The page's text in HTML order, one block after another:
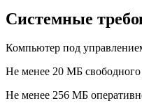
Системные
Компьютер под
Не менее 20 МБ свободного
Не менее 256 МБ